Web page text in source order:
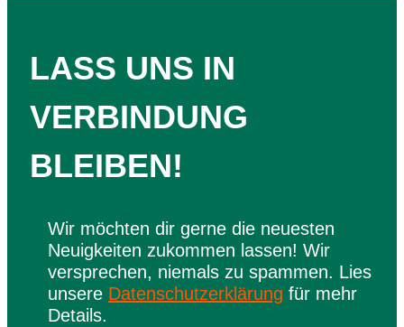
LASS UNS IN
VERBINDUNG
BLEIBEN!
Wir möchten dir gerne die neuesten
Neuigkeiten zukommen lassen! Wir
versprechen, niemals zu spammen. Lies
unsere Datenschutzerklärung für mehr
Details.